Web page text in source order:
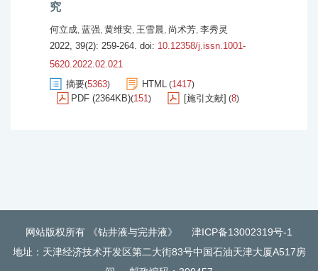
究
何立成, 蓝强, 黄维安, 王雪晨, 尚术芳, 李秀灵
2022, 39(2): 259-264. doi: 10.12358/j.issn.1001-
5620.2022.02.021
摘要(5363) HTML (1417)
PDF (2364KB)(151) [施引文献] (8)
网站版权所有 《钻井液与完井液》
津ICP备13002319号-1
地址：天津经济技术开发区第二大街83号中国石油天津大厦A517房